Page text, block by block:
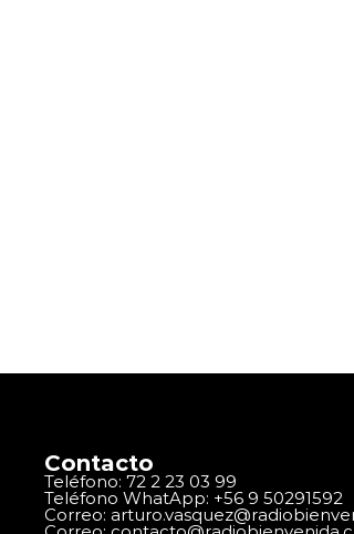
Contacto
Teléfono: 72 2 23 03 99
Teléfono WhatApp: +56 9 50291592
Correo: